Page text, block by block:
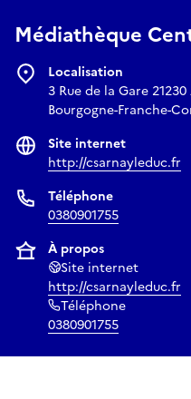
Médiathèque
Localisation
3 Rue de la Gare
Bourgogne-Franche-
Site internet
http://csarnayleduc.fr
Téléphone
0380901755
À propos
Site internet
http://csarnayleduc.fr
Téléphone
0380901755